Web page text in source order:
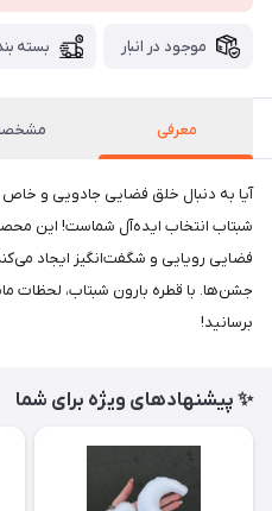
موجود در انبار بسته
معرفی
آیا به دنبال خلق فضایی جادویی و
شبتاب انتخاب ایده‌آل شماست! این
فضایی رویایی و شگفت‌انگیز ایجاد
جشن‌ها. با قطره بارون شبتاب، لحظات
برسانید!
✨ پیشنهادهای ویژه برای شما